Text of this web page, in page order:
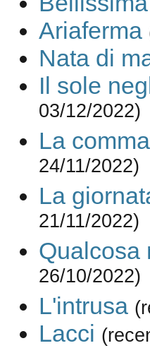
Ariaferma
Nata di
Il sole
03/12/2022)
La
24/11/2022)
La
21/11/2022)
Qualcosa
26/10/2022)
L'intrusa
Lacci